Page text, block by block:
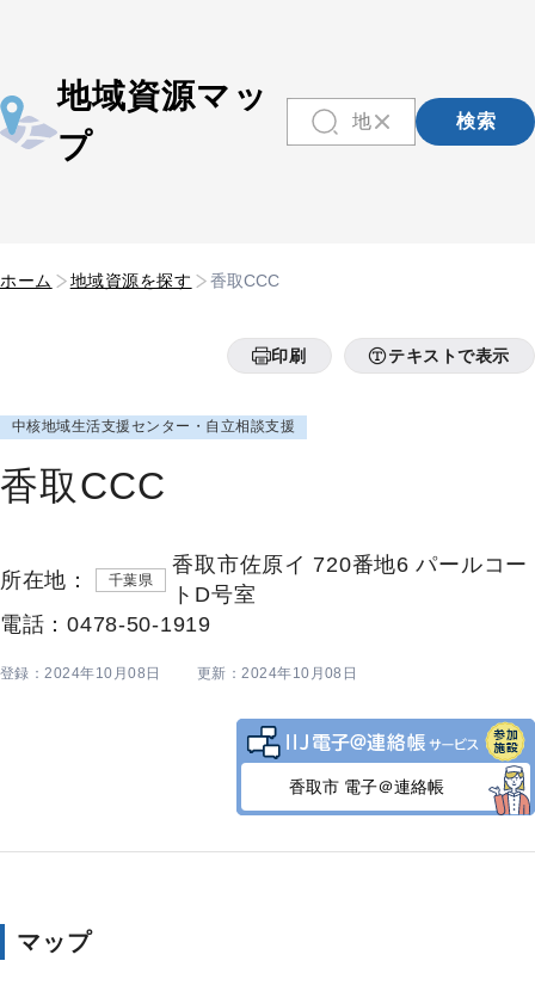
地域資源マッ
プ
検索
ホーム 地域資源を探す 香取CCC
印刷 テキストで表示
中核地域生活支援センター・自立相談支援
香取CCC
所在地： 千葉県
香取市佐原イ 720番地6 パールコー
トD号室
電話：0478-50-1919
登録：2024年10月08日 更新：2024年10月08日
香取市 電子＠連絡帳
マップ